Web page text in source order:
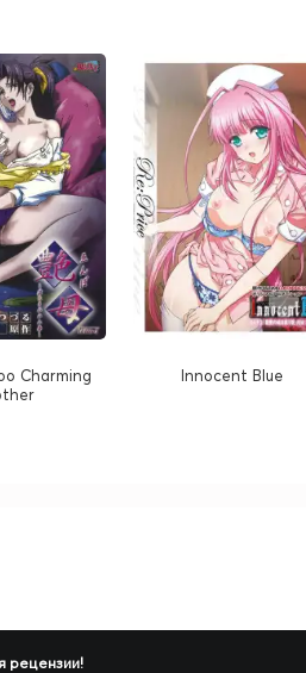
Charming
Innocent Blue
рецензии!